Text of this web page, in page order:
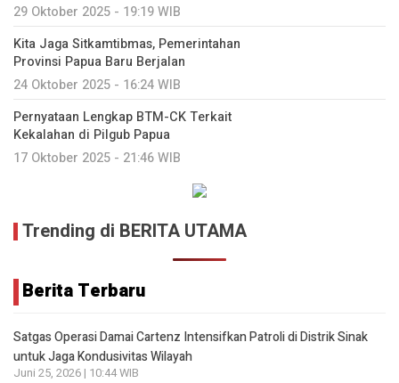
29 Oktober 2025 - 19:19 WIB
Kita Jaga Sitkamtibmas, Pemerintahan
Provinsi Papua Baru Berjalan
24 Oktober 2025 - 16:24 WIB
Pernyataan Lengkap BTM-CK Terkait
Kekalahan di Pilgub Papua
17 Oktober 2025 - 21:46 WIB
Trending di BERITA UTAMA
Berita Terbaru
Satgas Operasi Damai Cartenz Intensifkan Patroli di Distrik Sinak
untuk Jaga Kondusivitas Wilayah
Juni 25, 2026 | 10:44 WIB